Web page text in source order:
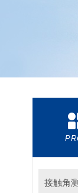
接触角